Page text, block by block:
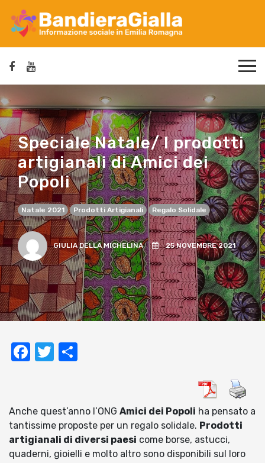
Speciale Natale/ I prodotti
artigianali di Amici dei
Popoli
Natale 2021 Prodotti Artigianali Regalo Solidale
GIULIA DELLA MICHELINA 25 NOVEMBRE 2021
Facebook
Twitter
Anche quest’anno l’ONG Amici dei Popoli ha pensato a
tantissime proposte per un regalo solidale. Prodotti
artigianali di diversi paesi come borse, astucci,
quaderni, gioielli e molto altro sono disponibili sul loro